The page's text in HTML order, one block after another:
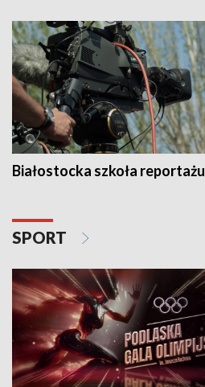
Białostocka szkoła reportażu
SPORT